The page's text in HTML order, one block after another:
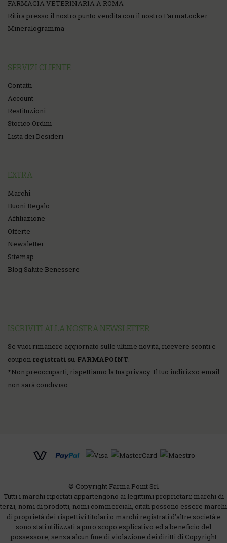
FARMACIA VETERINARIA A ROMA
Ritira presso il nostro punto vendita con il nostro FarmaLocker
Mineralogramma
SERVIZI CLIENTE
Contatti
Account
Restituzioni
Storico Ordini
Lista dei Desideri
EXTRA
Marchi
Buoni Regalo
Affiliazione
Offerte
Newsletter
Sitemap
Blog Salute Benessere
ISCRIVITI ALLA NOSTRA NEWSLETTER
Se vuoi rimanere aggiornato sulle ultime novità, ricevere sconti e
coupon registrati su FARMAPOINT.
*Non preoccuparti, rispettiamo la tua privacy. Il tuo indirizzo email
non sarà condiviso.
© Copyright Farma Point Srl
Tutti i marchi riportati appartengono ai legittimi proprietari; marchi di
terzi, nomi di prodotti, nomi commerciali, citati possono essere marchi
di proprietà dei rispettivi titolari o marchi registrati d’altre società e
sono stati utilizzati a puro scopo esplicativo ed a beneficio del
possessore, senza alcun fine di violazione dei diritti di Copyright